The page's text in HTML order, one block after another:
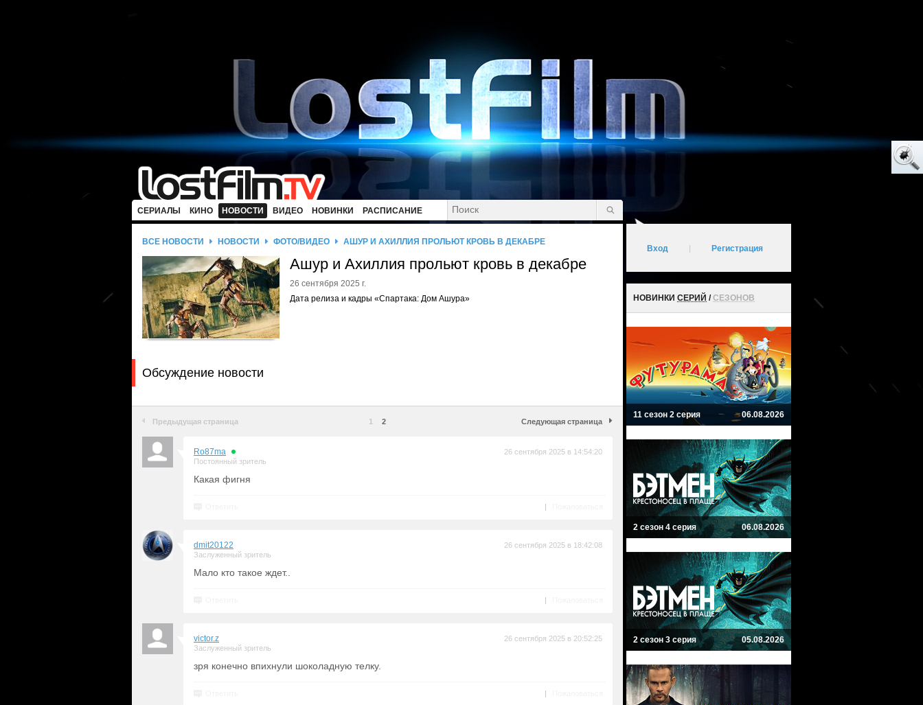
СЕРИАЛЫ КИНО НОВОСТИ ВИДЕО НОВИНКИ РАСПИСАНИЕ
ВСЕ НОВОСТИ НОВОСТИ ФОТО/ВИДЕО АШУР И АХИЛЛИЯ ПРОЛЬЮТ КРОВЬ В ДЕКАБРЕ
Ашур и Ахиллия прольют кровь в декабре
26 сентября 2025 г.
Дата релиза и кадры «Спартака: Дом Ашура»
Обсуждение новости
Предыдущая страница 1 2 Следующая страница
Ro87ma
Постоянный зритель
26 сентября 2025 в 14:54:20
Какая фигня
|
dmit20122
Заслуженный зритель
26 сентября 2025 в 18:42:08
Мало кто такое ждет..
|
victor.z
Заслуженный зритель
26 сентября 2025 в 20:52:25
зря конечно впихнули шоколадную телку.
|
Вход Регистрация
НОВИНКИ СЕРИЙ /СЕЗОНОВ
11 сезон 2 серия 06.08.2026
2 сезон 4 серия 06.08.2026
2 сезон 3 серия 05.08.2026